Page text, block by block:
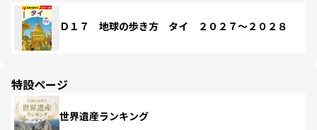
Ｄ１７ 地球の歩き方 タイ ２０２７～２０２８
特設ページ
世界遺産ランキング